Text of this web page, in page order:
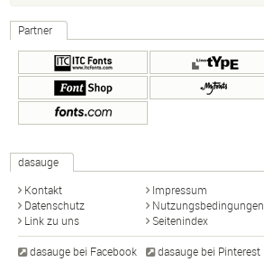
Partner
dasauge
Kontakt
Impressum
Datenschutz
Nutzungsbedingungen
Link zu uns
Seitenindex
dasauge bei Facebook dasauge bei Pinterest